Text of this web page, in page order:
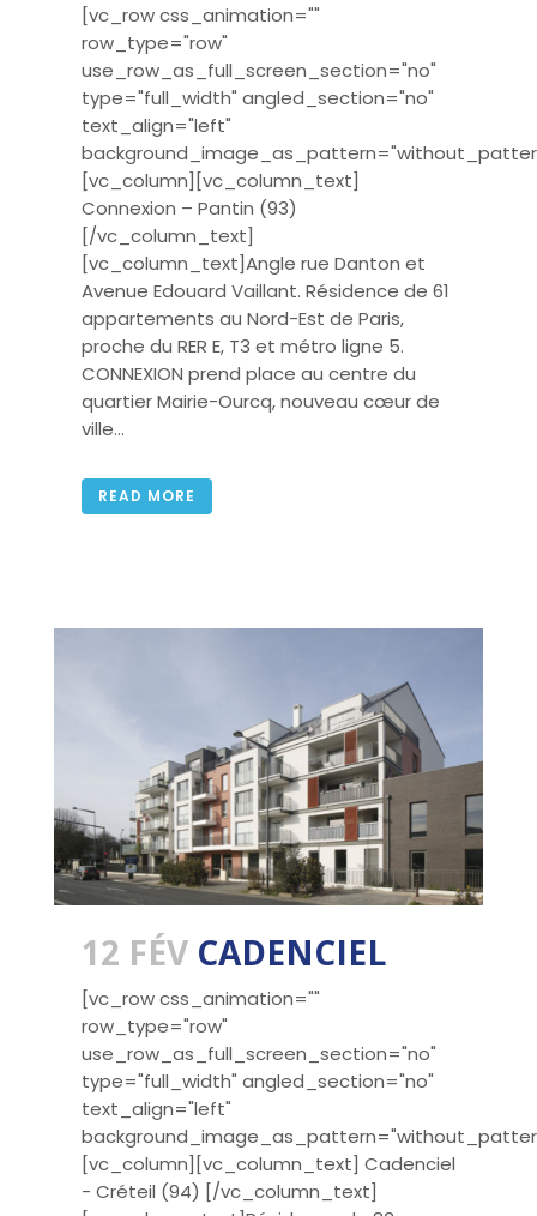
[vc_row css_animation=""
row_type="row"
use_row_as_full_screen_section="no"
type="full_width" angled_section="no"
text_align="left"
[vc_column][vc_column_text]
Connexion – Pantin (93)
[/vc_column_text]
[vc_column_text]Angle rue Danton et
Avenue Edouard Vaillant. Résidence de 61
appartements au Nord-Est de Paris,
proche du RER E, T3 et métro ligne 5.
CONNEXION prend place au centre du
quartier Mairie-Ourcq, nouveau cœur de
ville...
READ MORE
12 FÉV CADENCIEL
[vc_row css_animation=""
row_type="row"
use_row_as_full_screen_section="no"
type="full_width" angled_section="no"
text_align="left"
[vc_column][vc_column_text] Cadenciel
- Créteil (94) [/vc_column_text]